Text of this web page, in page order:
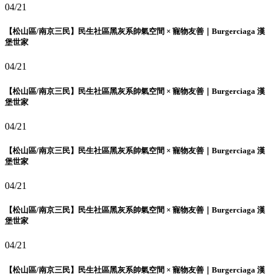
04/21
【松山區/南京三民】民生社區黑灰系帥氣空間 × 寵物友善｜Burgerciaga 漢
堡世家
04/21
【松山區/南京三民】民生社區黑灰系帥氣空間 × 寵物友善｜Burgerciaga 漢
堡世家
04/21
【松山區/南京三民】民生社區黑灰系帥氣空間 × 寵物友善｜Burgerciaga 漢
堡世家
04/21
【松山區/南京三民】民生社區黑灰系帥氣空間 × 寵物友善｜Burgerciaga 漢
堡世家
04/21
【松山區/南京三民】民生社區黑灰系帥氣空間 × 寵物友善｜Burgerciaga 漢